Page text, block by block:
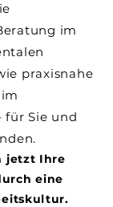
im
praxisnahe
für Sie und
jetzt Ihre
eine